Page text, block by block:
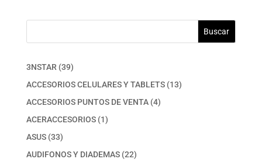
Buscar
3NSTAR 3939
productos
ACCESORIOS CELULARES Y TABLETS 1313
ACCESORIOS PUNTOS DE VENTA 44
ACERACCESORIOS 11
ASUS 3333
productos
AUDIFONOS Y DIADEMAS 2222